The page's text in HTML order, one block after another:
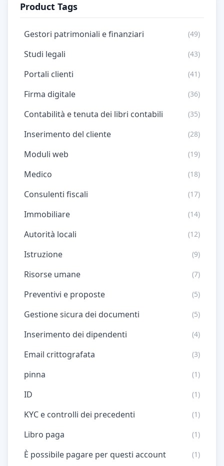
Product Tags
Gestori patrimoniali e finanziari (49)
Studi legali (43)
Portali clienti (41)
Firma digitale (36)
Contabilità e tenuta dei libri contabili (35)
Inserimento del cliente (28)
Moduli web (19)
Medico (18)
Consulenti fiscali (17)
Immobiliare (14)
Autorità locali (12)
Istruzione (9)
Risorse umane (7)
Preventivi e proposte (5)
Gestione sicura dei documenti (5)
Inserimento dei dipendenti (4)
Email crittografata (3)
pinna (1)
ID (1)
KYC e controlli dei precedenti (1)
Libro paga (1)
È possibile pagare per questi account (1)